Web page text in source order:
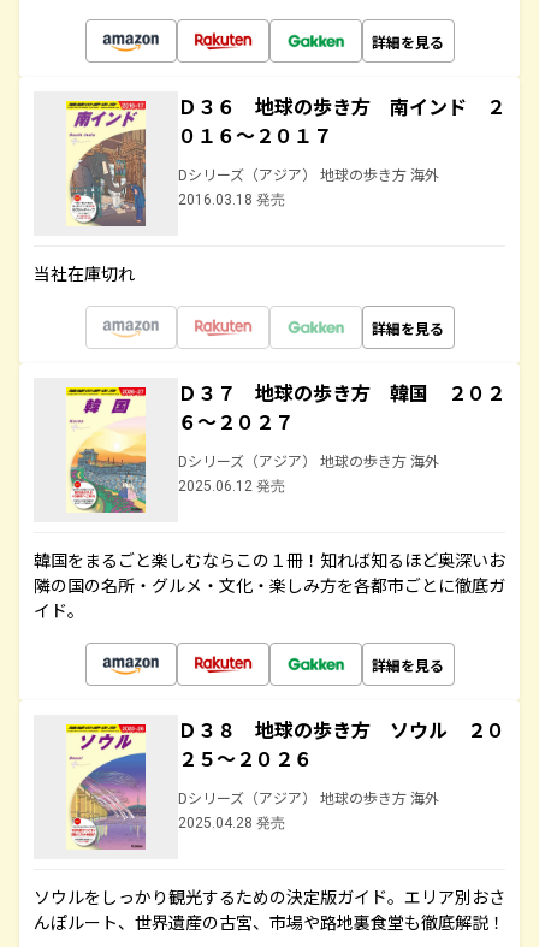
詳細を見る
Ｄ３６ 地球の歩き方 南インド ２
０１６～２０１７
Dシリーズ（アジア） 地球の歩き方 海外
2016.03.18 発売
当社在庫切れ
詳細を見る
Ｄ３７ 地球の歩き方 韓国 ２０２
６～２０２７
Dシリーズ（アジア） 地球の歩き方 海外
2025.06.12 発売
韓国をまるごと楽しむならこの１冊！知れば知るほど奥深いお
隣の国の名所・グルメ・文化・楽しみ方を各都市ごとに徹底ガ
イド。
詳細を見る
Ｄ３８ 地球の歩き方 ソウル ２０
２５～２０２６
Dシリーズ（アジア） 地球の歩き方 海外
2025.04.28 発売
ソウルをしっかり観光するための決定版ガイド。エリア別おさ
んぽルート、世界遺産の古宮、市場や路地裏食堂も徹底解説！